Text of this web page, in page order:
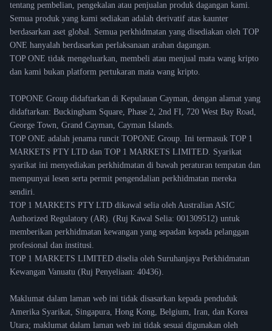
tentang pembelian, pengekalan atau penjualan produk dagangan kami.
Semua produk yang kami sediakan adalah derivatif atas kaunter
berdasarkan aset global. Semua perkhidmatan yang disediakan oleh TOP
ONE hanyalah berdasarkan perlaksanaan arahan dagangan.
TOP ONE tidak mengeluarkan, membeli atau menjual mata wang kripto
dan kami bukan platform pertukaran mata wang kripto.
TOPONE Group didaftarkan di Kepulauan Cayman, dengan alamat yang
didaftarkan: Buckingham Square, Phase 2, 2nd FI, 720 West Bay Road,
George Town, Grand Cayman, Cayman Islands.
TOP ONE adalah jenama runcit TOPONE Group. Ini termasuk TOP 1
MARKETS PTY LTD dan TOP 1 MARKETS LIMITED. Syarikat
syarikat ini menyediakan perkhidmatan di bawah peraturan tempatan dan
mempunyai lesen serta permit pengendalian perkhidmatan mereka
sendiri.
TOP 1 MARKETS PTY LTD dikawal selia oleh Australian ASIC
Authorized Regulatory (AR). (Ruj Kawal Selia: 001309512) untuk
memberikan perkhidmatan kewangan yang sepadan kepada pelanggan
profesional dan institusi.
TOP 1 MARKETS LIMITED diselia oleh Suruhanjaya Perkhidmatan
Kewangan Vanuatu (Ruj Penyeliaan: 40436).
Maklumat dalam laman web ini tidak disasarkan kepada penduduk
Amerika Syarikat, Singapura, Hong Kong, Belgium, Iran, dan Korea
Utara; maklumat dalam laman web ini tidak sesuai digunakan oleh